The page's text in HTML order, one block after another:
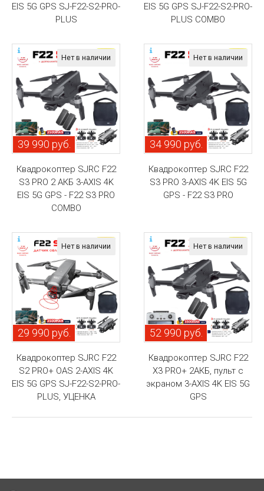
EIS 5G GPS SJ-F22-S2-PRO-
PLUS
EIS 5G GPS SJ-F22-S2-PRO-
PLUS COMBO
Нет в наличии
39 990 руб.
Квадрокоптер SJRC F22
S3 PRO 2 АКБ 3-AXIS 4K
EIS 5G GPS - F22 S3 PRO
COMBO
Нет в наличии
34 990 руб.
Квадрокоптер SJRC F22
S3 PRO 3-AXIS 4K EIS 5G
GPS - F22 S3 PRO
Нет в наличии
29 990 руб.
Квадрокоптер SJRC F22
S2 PRO+ OAS 2-AXIS 4K
EIS 5G GPS SJ-F22-S2-PRO-
PLUS, УЦЕНКА
Нет в наличии
52 990 руб.
Квадрокоптер SJRC F22
X3 PRO+ 2АКБ, пульт с
экраном 3-AXIS 4K EIS 5G
GPS